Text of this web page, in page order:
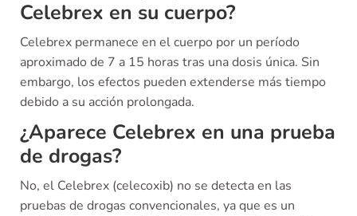
Celebrex en su cuerpo?
Celebrex permanece en el cuerpo por un período
aproximado de 7 a 15 horas tras una dosis única. Sin
embargo, los efectos pueden extenderse más tiempo
debido a su acción prolongada.
¿Aparece Celebrex en una prueba
de drogas?
No, el Celebrex (celecoxib) no se detecta en las
pruebas de drogas convencionales, ya que es un